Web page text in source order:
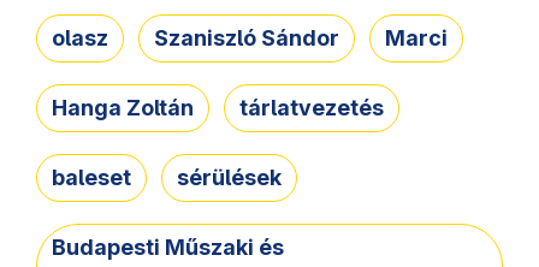
olasz Szaniszló Sándor Marci
Hanga Zoltán tárlatvezetés
baleset sérülések
Budapesti Műszaki és